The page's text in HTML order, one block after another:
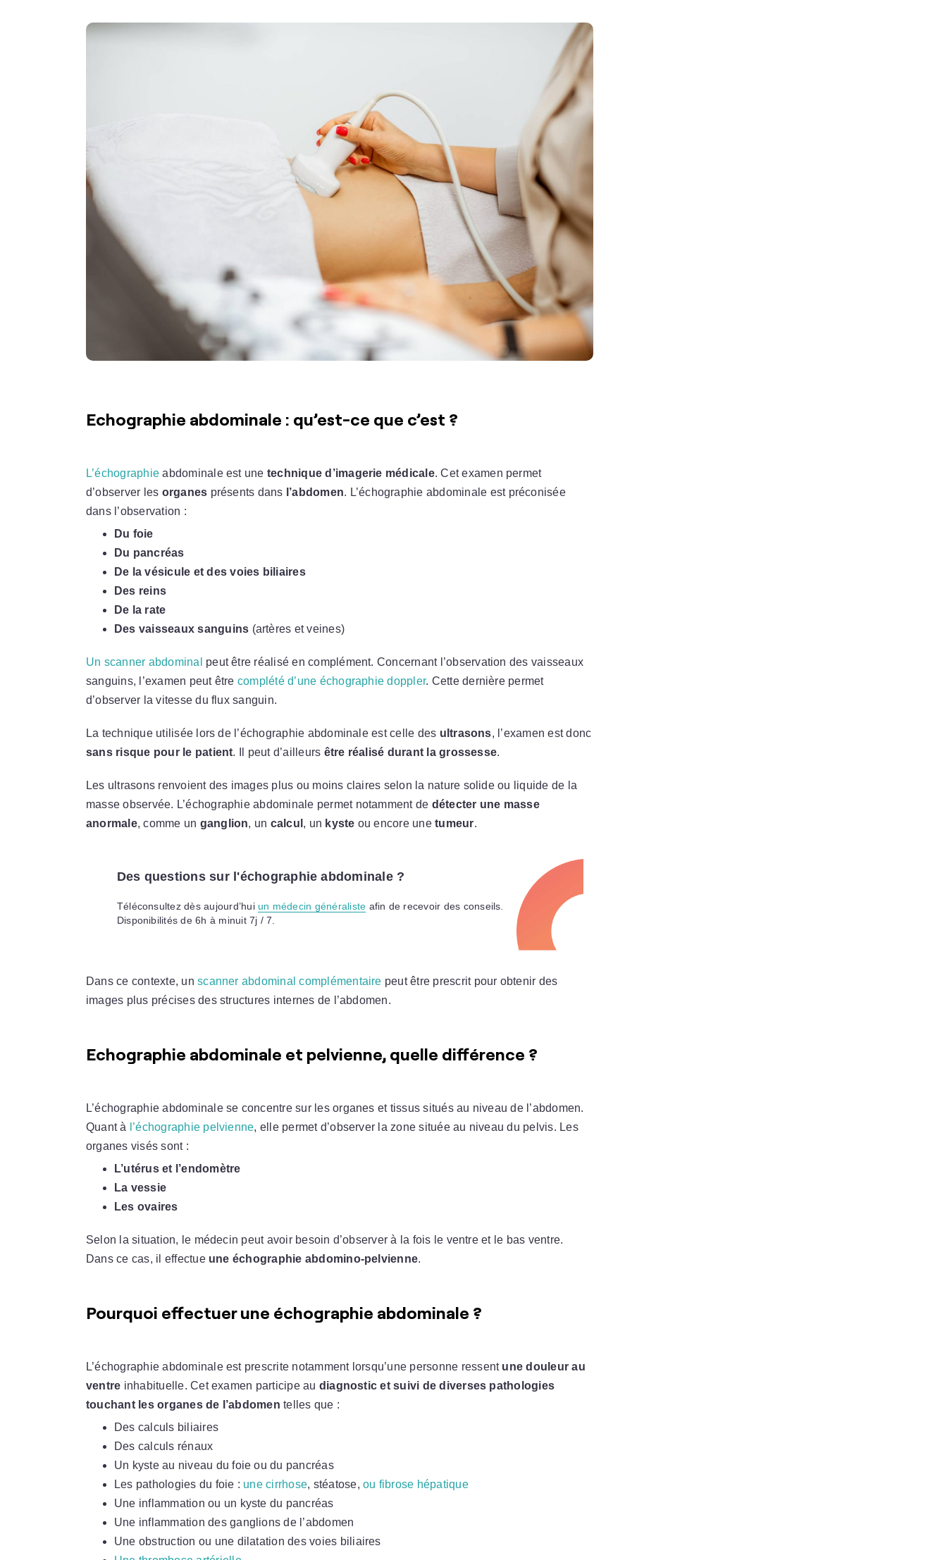
Echographie abdominale : qu’est-ce que c’est ?
L’échographie abdominale est une technique d’imagerie médicale. Cet examen permet
d’observer les organes présents dans l’abdomen. L’échographie abdominale est préconisée
dans l’observation :
Du foie
Du pancréas
De la vésicule et des voies biliaires
Des reins
De la rate
Des vaisseaux sanguins (artères et veines)
Un scanner abdominal peut être réalisé en complément. Concernant l’observation des vaisseaux
sanguins, l’examen peut être complété d’une échographie doppler. Cette dernière permet
d’observer la vitesse du flux sanguin.
La technique utilisée lors de l’échographie abdominale est celle des ultrasons, l’examen est donc
sans risque pour le patient. Il peut d’ailleurs être réalisé durant la grossesse.
Les ultrasons renvoient des images plus ou moins claires selon la nature solide ou liquide de la
masse observée. L’échographie abdominale permet notamment de détecter une masse
anormale, comme un ganglion, un calcul , un kyste ou encore unetumeur.
Des questions sur l'échographie abdominale ?
Téléconsultez dès aujourd’hui un médecin généraliste afin de recevoir des conseils.
Disponibilités de 6h à minuit 7j / 7.
Dans ce contexte, unscanner abdominal complémentaire peut être prescrit pour obtenir des
images plus précises des structures internes de l’abdomen.
Echographie abdominale et pelvienne, quelle différence ?
L’échographie abdominale se concentre sur les organes et tissus situés au niveau de l’abdomen.
Quant à l’échographie pelvienne, elle permet d’observer la zone située au niveau du pelvis. Les
organes visés sont :
L’utérus et l’endomètre
La vessie
Les ovaires
Selon la situation, le médecin peut avoir besoin d’observer à la fois le ventre et le bas ventre.
Dans ce cas, il effectue une échographie abdomino-pelvienne.
Pourquoi effectuer une échographie abdominale ?
L’échographie abdominale est prescrite notamment lorsqu’une personne ressent une douleur au
ventre inhabituelle. Cet examen participe au diagnostic et suivi de diverses pathologies
touchant les organes de l’abdomen telles que :
Des calculs biliaires
Des calculs rénaux
Un kyste au niveau du foie ou du pancréas
Les pathologies du foie : une cirrhose, stéatose,ou fibrose hépatique
Une inflammation ou un kyste du pancréas
Une inflammation des ganglions de l’abdomen
Une obstruction ou une dilatation des voies biliaires